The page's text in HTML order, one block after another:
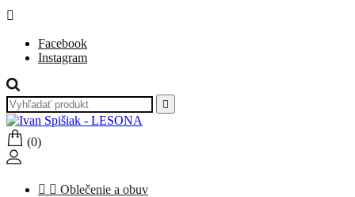

Facebook
Instagram

(0)
  Oblečenie a obuv